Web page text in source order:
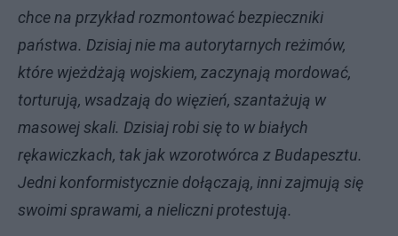
chce na przykład rozmontować bezpieczniki
państwa. Dzisiaj nie ma autorytarnych reżimów,
które wjeżdżają wojskiem, zaczynają mordować,
torturują, wsadzają do więzień, szantażują w
masowej skali. Dzisiaj robi się to w białych
rękawiczkach, tak jak wzorotwórca z Budapesztu.
Jedni konformistycznie dołączają, inni zajmują się
swoimi sprawami, a nieliczni protestują.